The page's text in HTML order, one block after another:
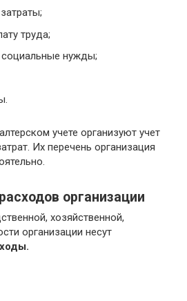
труда;
социальные нужды;
учете организуют учет
Их перечень организация
организации
хозяйственной,
организации несут